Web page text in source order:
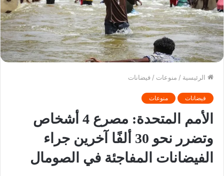
الرئيسية / منوعات / فيضانات
فيضانات منوعات
الأمم المتحدة: مصرع 4 أشخاص
وتضرر نحو 30 ألفًا آخرين جراء
الفيضانات المفاجئة في الصومال